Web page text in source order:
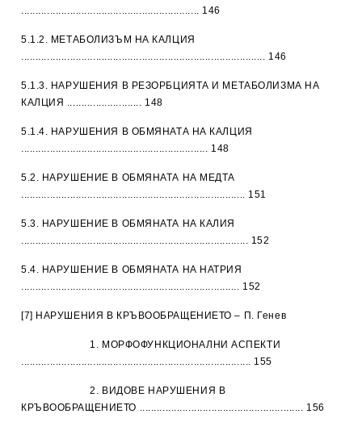
.............................................................. 146
5.1.2. МЕТАБОЛИЗЪМ НА КАЛЦИЯ
..................................................................................... 146
5.1.3. НАРУШЕНИЯ В РЕЗОРБЦИЯТА И МЕТАБОЛИЗМА НА
КАЛЦИЯ .......................... 148
5.1.4. НАРУШЕНИЯ В ОБМЯНАТА НА КАЛЦИЯ
................................................................. 148
5.2. НАРУШЕНИЕ В ОБМЯНАТА НА МЕДТА
.............................................................................. 151
5.3. НАРУШЕНИЕ В ОБМЯНАТА НА КАЛИЯ
............................................................................... 152
5.4. НАРУШЕНИЕ В ОБМЯНАТА НА НАТРИЯ
............................................................................ 152
[7] НАРУШЕНИЯ В КРЪВООБРАЩЕНИЕТО – П. Генев
1. МОРФОФУНКЦИОНАЛНИ АСПЕКТИ
................................................................................ 155
2. ВИДОВЕ НАРУШЕНИЯ В
КРЪВООБРАЩЕНИЕТО ......................................................... 156